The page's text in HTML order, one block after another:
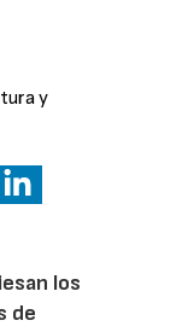
y
los
de